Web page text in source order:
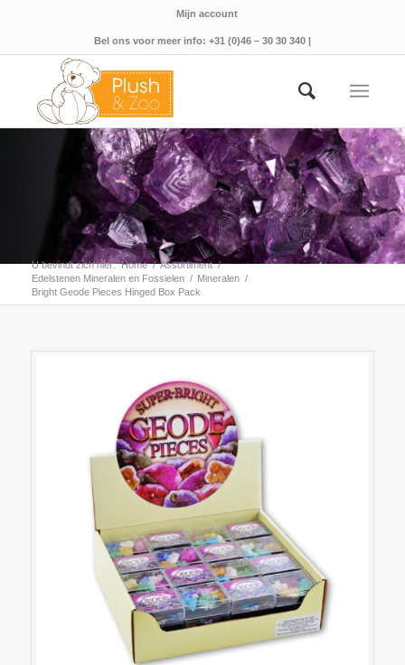
Mijn account
Bel ons voor meer info: +31 (0)46 – 30 30 340 |
U bevindt zich hier: Home / Assortiment /
Edelstenen Mineralen en Fossielen / Mineralen /
Bright Geode Pieces Hinged Box Pack